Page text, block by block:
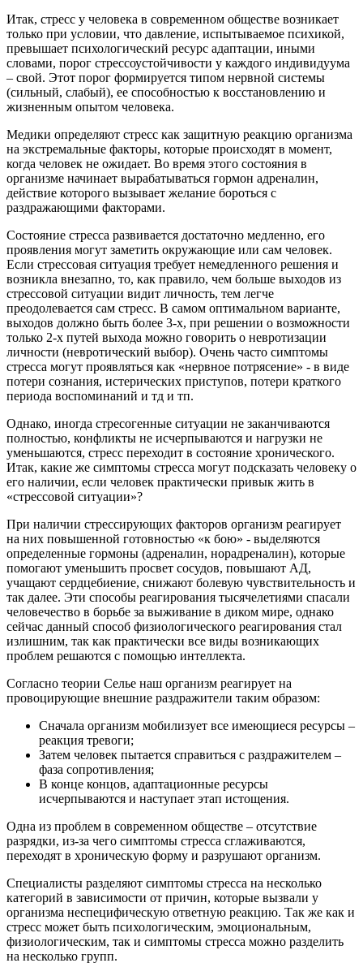
Итак, стресс у человека в современном обществе возникает
только при условии, что давление, испытываемое психикой,
превышает психологический ресурс адаптации, иными
словами, порог стрессоустойчивости у каждого индивидуума
– свой. Этот порог формируется типом нервной системы
(сильный, слабый), ее способностью к восстановлению и
жизненным опытом человека.
Медики определяют стресс как защитную реакцию организма
на экстремальные факторы, которые происходят в момент,
когда человек не ожидает. Во время этого состояния в
организме начинает вырабатываться гормон адреналин,
действие которого вызывает желание бороться с
раздражающими факторами.
Состояние стресса развивается достаточно медленно, его
проявления могут заметить окружающие или сам человек.
Если стрессовая ситуация требует немедленного решения и
возникла внезапно, то, как правило, чем больше выходов из
стрессовой ситуации видит личность, тем легче
преодолевается сам стресс. В самом оптимальном варианте,
выходов должно быть более 3-х, при решении о возможности
только 2-х путей выхода можно говорить о невротизации
личности (невротический выбор). Очень часто симптомы
стресса могут проявляться как «нервное потрясение» - в виде
потери сознания, истерических приступов, потери краткого
периода воспоминаний и тд и тп.
Однако, иногда стресогенные ситуации не заканчиваются
полностью, конфликты не исчерпываются и нагрузки не
уменьшаются, стресс переходит в состояние хронического.
Итак, какие же симптомы стресса могут подсказать человеку о
его наличии, если человек практически привык жить в
«стрессовой ситуации»?
При наличии стрессирующих факторов организм реагирует
на них повышенной готовностью «к бою» - выделяются
определенные гормоны (адреналин, норадреналин), которые
помогают уменьшить просвет сосудов, повышают АД,
учащают сердцебиение, снижают болевую чувствительность и
так далее. Эти способы реагирования тысячелетиями спасали
человечество в борьбе за выживание в диком мире, однако
сейчас данный способ физиологического реагирования стал
излишним, так как практически все виды возникающих
проблем решаются с помощью интеллекта.
Согласно теории Селье наш организм реагирует на
провоцирующие внешние раздражители таким образом:
Сначала организм мобилизует все имеющиеся ресурсы –
реакция тревоги;
Затем человек пытается справиться с раздражителем –
фаза сопротивления;
В конце концов, адаптационные ресурсы
исчерпываются и наступает этап истощения.
Одна из проблем в современном обществе – отсутствие
разрядки, из-за чего симптомы стресса сглаживаются,
переходят в хроническую форму и разрушают организм.
Специалисты разделяют симптомы стресса на несколько
категорий в зависимости от причин, которые вызвали у
организма неспецифическую ответную реакцию. Так же как и
стресс может быть психологическим, эмоциональным,
физиологическим, так и симптомы стресса можно разделить
на несколько групп.